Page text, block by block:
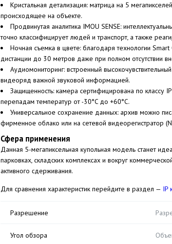
Кристальная детализация: матрица на 5
происходящее на объекте.
Продвинутая аналитика IMOU SENSE:
точно классифицирует людей и транспорт, а также
Ночная съемка в цвете: благодаря технологии
дистанции до 30 метров даже при полном отсутствии
Аудиомониторинг: встроенный
видеоряд важной звуковой информацией.
Защищенность: камера сертифицирована по классу
перепадам температур от -30°C до +60°C.
Универсальное сохранение данных: архив можно
фирменное облако или на сетевой видеорегистратор
Сфера применения
Данная 5-мегапиксельная купольная модель станет
парковках, складских комплексах и вокруг
активного сдерживания.
Для сравнения характеристик перейдите в раздел — IP
Разрешение
Угол обзора